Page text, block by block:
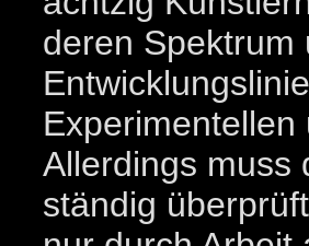
deren Spektrum
Allerdings muss
ständig